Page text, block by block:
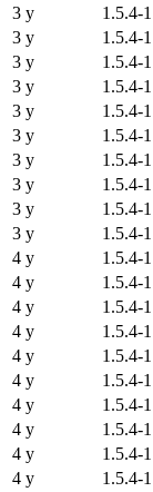
3 y
1.5.4-1
3 y
1.5.4-1
3 y
1.5.4-1
3 y
1.5.4-1
3 y
1.5.4-1
3 y
1.5.4-1
3 y
1.5.4-1
3 y
1.5.4-1
3 y
1.5.4-1
3 y
1.5.4-1
4 y
1.5.4-1
4 y
1.5.4-1
4 y
1.5.4-1
4 y
1.5.4-1
4 y
1.5.4-1
4 y
1.5.4-1
4 y
1.5.4-1
4 y
1.5.4-1
4 y
1.5.4-1
4 y
1.5.4-1